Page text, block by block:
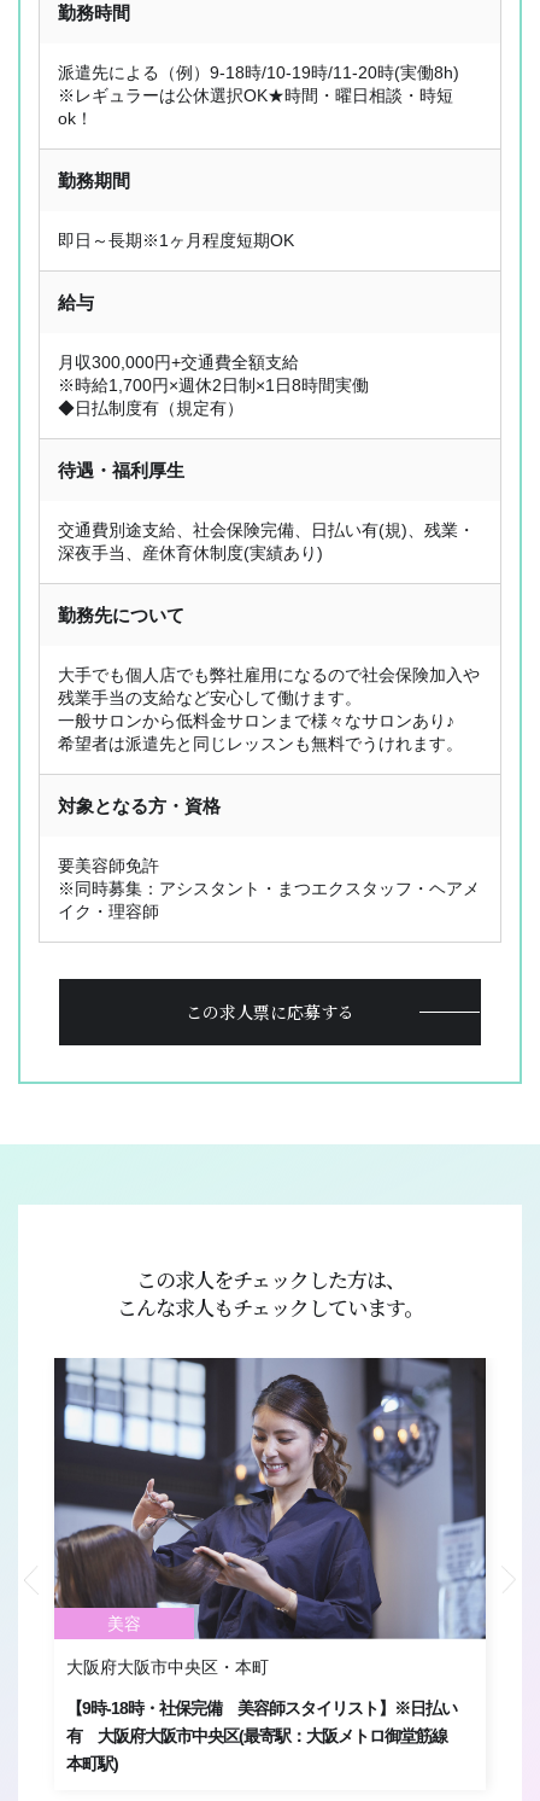
OL型美容師派遣とは
お仕事検索
サービス内容
登録フォーム
採用応援サポート
Q&A
3分でわかるOL型美容師派遣
ヘアメイク特集
美容師の働き方比較
勤務時間
派遣先による（例）9-18時/10-19時/11-20時(実働8h)
※レギュラーは公休選択OK★時間・曜日相談・時短
ok！
勤務期間
即日～長期※1ヶ月程度短期OK
給与
月収300,000円+交通費全額支給
※時給1,700円×週休2日制×1日8時間実働
◆日払制度有（規定有）
待遇・福利厚生
交通費別途支給、社会保険完備、日払い有(規)、残業・
深夜手当、産休育休制度(実績あり)
勤務先について
大手でも個人店でも弊社雇用になるので社会保険加入や
残業手当の支給など安心して働けます。
一般サロンから低料金サロンまで様々なサロンあり♪
希望者は派遣先と同じレッスンも無料でうけれます。
対象となる方・資格
要美容師免許
※同時募集：アシスタント・まつエクスタッフ・ヘアメ
イク・理容師
この求人票に応募する
この求人をチェックした方は、
こんな求人もチェックしています。
美容
大阪府大阪市中央区・本町
【9時-18時・社保完備 美容師スタイリスト】※日払い
有 大阪府大阪市中央区(最寄駅：大阪メトロ御堂筋線
本町駅)